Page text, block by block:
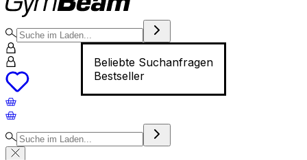
Beliebte Suchanfragen
Bestseller